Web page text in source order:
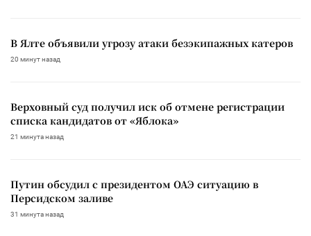
В Ялте объявили угрозу атаки безэкипажных катеров
20 минут назад
Верховный суд получил иск об отмене регистрации
списка кандидатов от «Яблока»
21 минута назад
Путин обсудил с президентом ОАЭ ситуацию в
Персидском заливе
31 минута назад